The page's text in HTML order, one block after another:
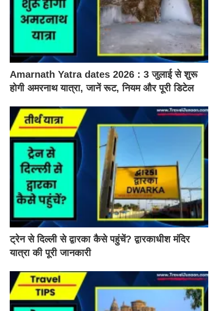
Amarnath Yatra dates 2026 : 3 जुलाई से शुरू
होगी अमरनाथ यात्रा, जानें रूट, नियम और पूरी डिटेल
ट्रेन से दिल्ली से द्वारका कैसे पहुंचें? द्वारकाधीश मंदिर
यात्रा की पूरी जानकारी